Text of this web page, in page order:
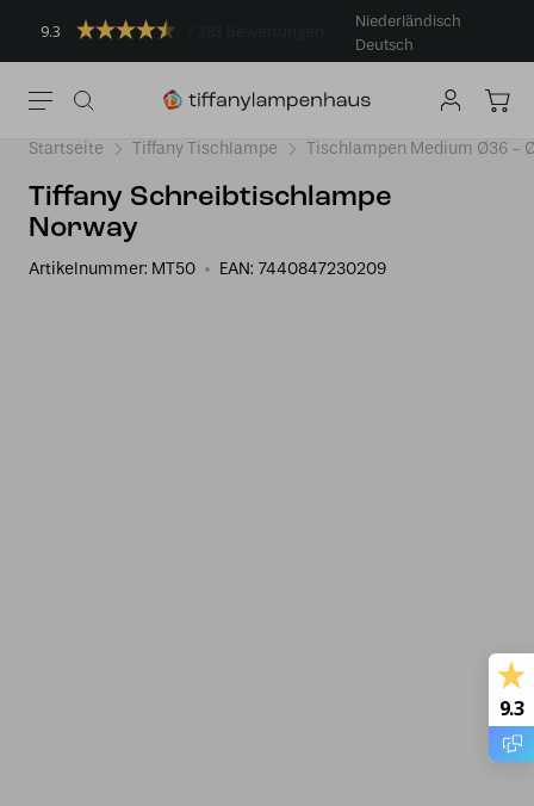
9.3
Niederländisch
Deutsch
Startseite Tiffany Tischlampe Tischlampen Medium Ø36 -
Tiffany Schreibtischlampe
Norway
Artikelnummer: MT50 EAN: 7440847230209
9.3